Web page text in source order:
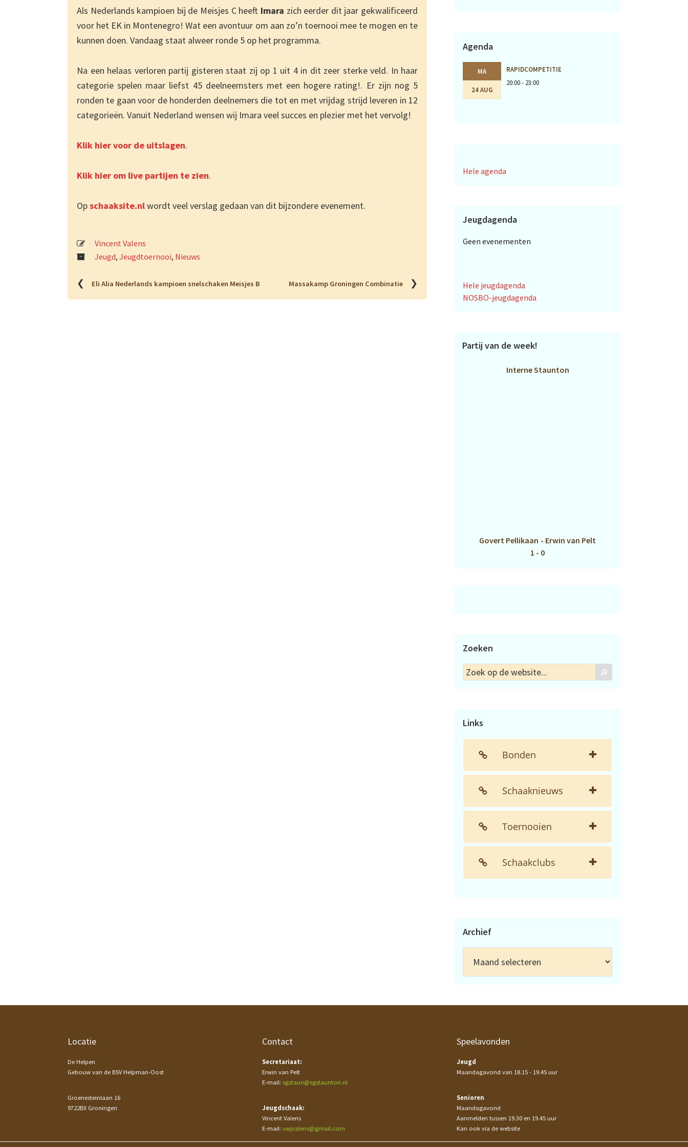
Als Nederlands kampioen bij de Meisjes C heeft Imara zich eerder dit jaar gekwalificeerd
voor het EK in Montenegro! Wat een avontuur om aan zo’n toernooi mee te mogen en te
kunnen doen. Vandaag staat alweer ronde 5 op het programma.
Na een helaas verloren partij gisteren staat zij op 1 uit 4 in dit zeer sterke veld. In haar
categorie spelen maar liefst 45 deelneemsters met een hogere rating!. Er zijn nog 5
ronden te gaan voor de honderden deelnemers die tot en met vrijdag strijd leveren in 12
categorieën. Vanuit Nederland wensen wij Imara veel succes en plezier met het vervolg!
Klik hier voor de uitslagen.
Klik hier om live partijen te zien.
Opschaaksite.nlwordt veel verslag gedaan van dit bijzondere evenement.
Vincent Valens
Jeugd, Jeugdtoernooi, Nieuws
❮ Eli Alia Nederlands kampioen snelschaken Meisjes B Massakamp Groningen Combinatie ❯
Agenda
MA
24 AUG
RAPIDCOMPETITIE
20:00 - 23:00
Hele agenda
Jeugdagenda
Geen evenementen
Hele jeugdagenda
NOSBO-jeugdagenda
Partij van de week!
Interne Staunton
Govert Pellikaan - Erwin van Pelt
1 - 0
Zoeken
Zoek
op
Zoek
Links
Bonden
Schaaknieuws
Toernooien
Schaakclubs
Archief
Locatie
De Helpen
Gebouw van de BSV Helpman-Oost
Groenesteinlaan 16
9722BX Groningen
Contact
Secretariaat:
Erwin van Pelt
E-mail: sgstaun@sgstaunton.nl
Jeugdschaak:
Vincent Valens
E-mail: vwjvalens@gmail.com
Speelavonden
Jeugd
Maandagavond van 18.15 - 19.45 uur
Senioren
Maandagavond
Aanmelden tussen 19.30 en 19.45 uur
Kan ook via de website